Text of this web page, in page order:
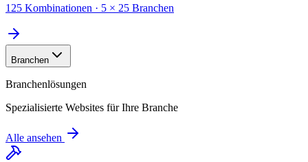
125 Kombinationen · 5 × 25 Branchen
Branchen
Branchenlösungen
Spezialisierte Websites für Ihre Branche
Alle ansehen